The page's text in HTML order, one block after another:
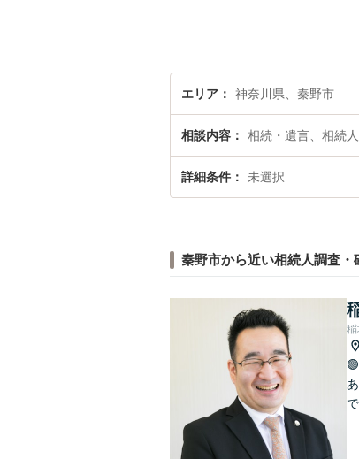
エリア 神奈川県、秦野市
相談内容 相続・遺言、相続
詳細条件 未選択
秦野市から近い相続人調査・